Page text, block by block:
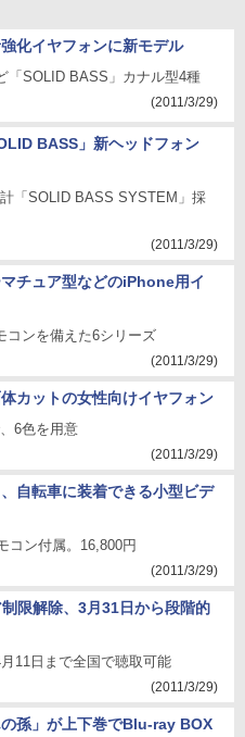
化イヤフォンに新モデル
「SOLID BASS」カナル型4種
(2011/3/29)
BASS」新ヘッドフォン
「SOLID BASS SYSTEM」採
(2011/3/29)
チュア型などのiPhone用イ
コンを備えた6シリーズ
(2011/3/29)
カットの女性向けイヤフォン
6色を用意
(2011/3/29)
自転車に装着できる小型ビデ
コン付属。16,800円
(2011/3/29)
限解除、3月31日から段階的
11日まで全国で聴取可能
(2011/3/29)
の孫」が上下巻でBlu-ray BOX